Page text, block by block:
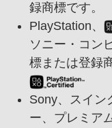
録商標です。
PlayStation、
ソニー・コン
標または登録
Sony、 スイン
ー、 プレミア